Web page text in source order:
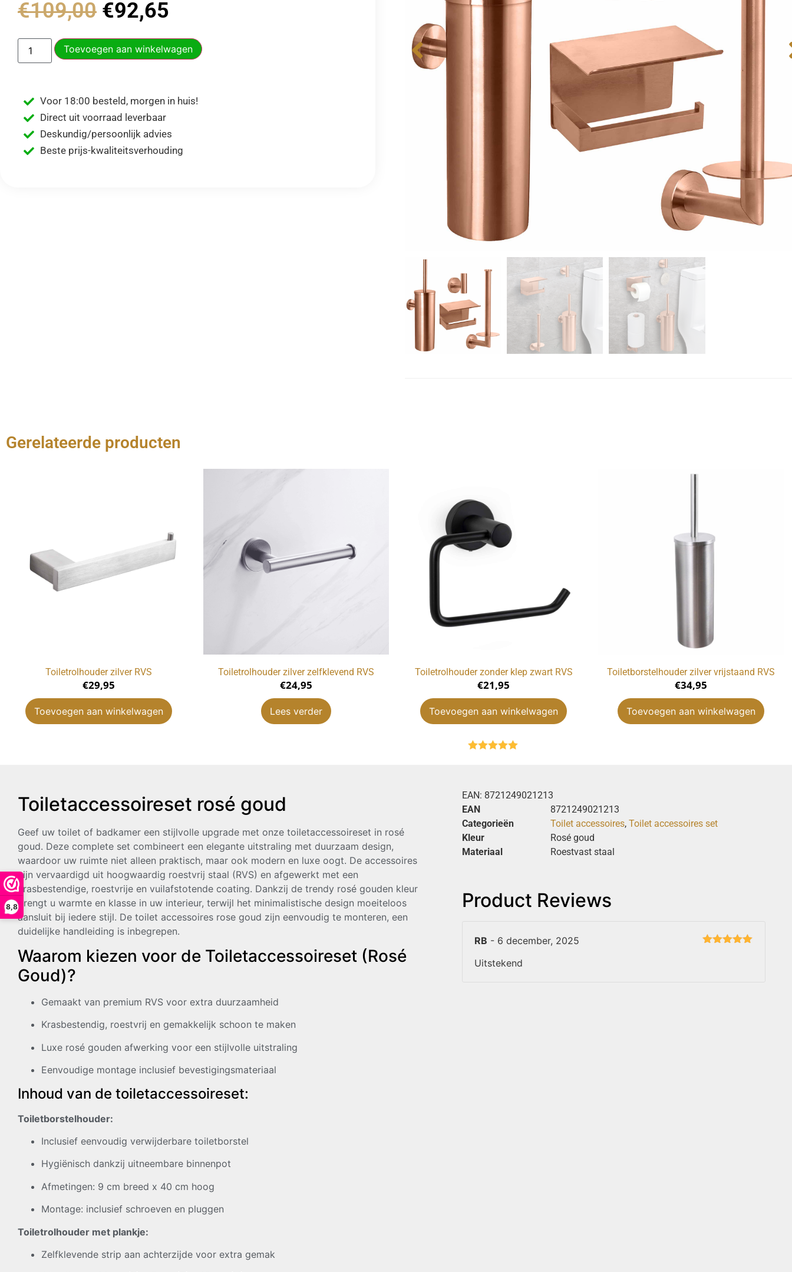
8,8
€109,00 €92,65
Toevoegen aan winkelwagen
Voor 18:00 besteld, morgen in huis!
Direct uit voorraad leverbaar
Deskundig/persoonlijk advies
Beste prijs-kwaliteitsverhouding
Gerelateerde producten
Toiletrolhouder zilver RVS
€29,95
Toevoegen aan winkelwagen
Toiletrolhouder zilver zelfklevend RVS
€24,95
Lees verder
Toiletrolhouder zonder klep zwart RVS
€21,95
Toevoegen aan winkelwagen
Toiletborstelhouder zilver vrijstaand RVS
€34,95
Toevoegen aan winkelwagen
Toiletaccessoireset rosé goud
Geef uw toilet of badkamer een stijlvolle upgrade met onze toiletaccessoireset in rosé
goud. Deze complete set combineert een elegante uitstraling met duurzaam design,
waardoor uw ruimte niet alleen praktisch, maar ook modern en luxe oogt. De accessoires
zijn vervaardigd uit hoogwaardig roestvrij staal (RVS) en afgewerkt met een
krasbestendige, roestvrije en vuilafstotende coating. Dankzij de trendy rosé gouden kleur
brengt u warmte en klasse in uw interieur, terwijl het minimalistische design moeiteloos
aansluit bij iedere stijl. De toilet accessoires rose goud zijn eenvoudig te monteren, een
duidelijke handleiding is inbegrepen.
Waarom kiezen voor de Toiletaccessoireset (Rosé
Goud)?
Gemaakt van premium RVS voor extra duurzaamheid
Krasbestendig, roestvrij en gemakkelijk schoon te maken
Luxe rosé gouden afwerking voor een stijlvolle uitstraling
Eenvoudige montage inclusief bevestigingsmateriaal
Inhoud van de toiletaccessoireset:
Toiletborstelhouder:
Inclusief eenvoudig verwijderbare toiletborstel
Hygiënisch dankzij uitneembare binnenpot
Afmetingen: 9 cm breed x 40 cm hoog
Montage: inclusief schroeven en pluggen
Toiletrolhouder met plankje:
Zelfklevende strip aan achterzijde voor extra gemak
EAN: 8721249021213
EAN
8721249021213
Categorieën
Toilet accessoires, Toilet accessoires set
Kleur
Rosé goud
Materiaal
Roestvast staal
Product Reviews
RB - 6 december, 2025
Uitstekend